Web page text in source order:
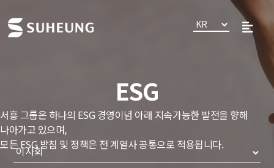
ESG
서흥 그룹은 하나의 ESG 경영이념 아래 지속가능한 발전을 향해
나아가고 있으며,
모든 ESG 방침 및 정책은 전 계열사 공통으로 적용됩니다.